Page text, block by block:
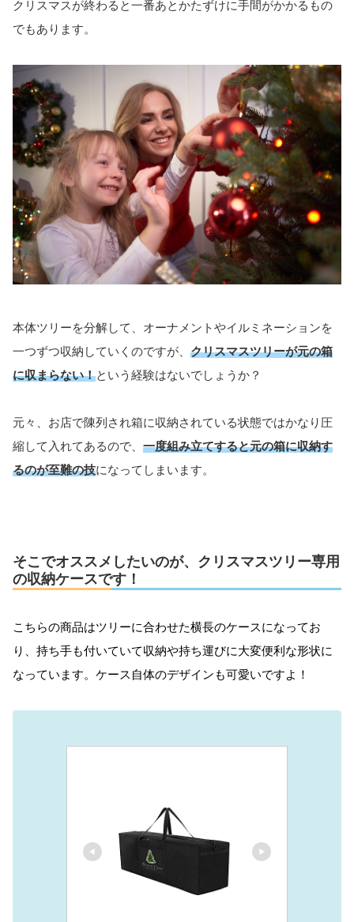
クリスマスが終わると一番あとかたずけに手間がかかるもの
でもあります。
本体ツリーを分解して、オーナメントやイルミネーションを
一つずつ収納していくのですが、 クリスマスツリーが元の箱
に収まらない！という経験はないでしょうか？
元々、お店で陳列され箱に収納されている状態ではかなり圧
縮して入れてあるので、 一度組み立てすると元の箱に収納す
るのが至難の技になってしまいます。
そこでオススメしたいのが、クリスマスツリー専用
の収納ケースです！
こちらの商品はツリーに合わせた横長のケースになってお
り、持ち手も付いていて収納や持ち運びに大変便利な形状に
なっています。ケース自体のデザインも可愛いですよ！